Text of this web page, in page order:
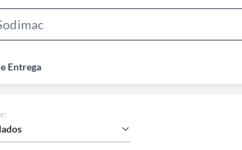
Bar
Entrega
: